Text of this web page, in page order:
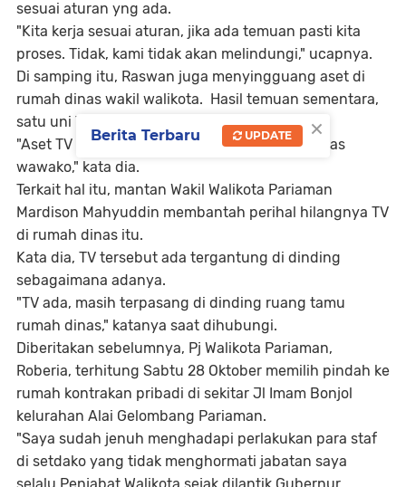
sesuai aturan yng ada.
"Kita kerja sesuai aturan, jika ada temuan pasti kita
proses. Tidak, kami tidak akan melindungi," ucapnya.
Di samping itu, Raswan juga menyingguang aset di
rumah dinas wakil walikota. Hasil temuan sementara,
satu uni TV 50 inch tidak ditemukan.
"Aset TV 50 inch tidak ditemukan di rumah dinas
wawako," kata dia.
Terkait hal itu, mantan Wakil Walikota Pariaman
Mardison Mahyuddin membantah perihal hilangnya TV
di rumah dinas itu.
Kata dia, TV tersebut ada tergantung di dinding
sebagaimana adanya.
"TV ada, masih terpasang di dinding ruang tamu
rumah dinas," katanya saat dihubungi.
Diberitakan sebelumnya, Pj Walikota Pariaman,
Roberia, terhitung Sabtu 28 Oktober memilih pindah ke
rumah kontrakan pribadi di sekitar Jl Imam Bonjol
kelurahan Alai Gelombang Pariaman.
"Saya sudah jenuh menghadapi perlakukan para staf
di setdako yang tidak menghormati jabatan saya
×
Berita Terbaru UPDATE